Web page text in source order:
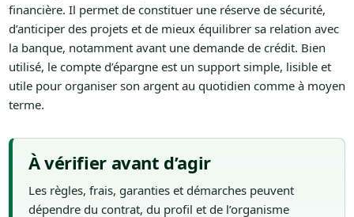
financière. Il permet de constituer une réserve de sécurité,
d’anticiper des projets et de mieux équilibrer sa relation avec
la banque, notamment avant une demande de crédit. Bien
utilisé, le compte d’épargne est un support simple, lisible et
utile pour organiser son argent au quotidien comme à moyen
terme.
À vérifier avant d’agir
Les règles, frais, garanties et démarches peuvent
dépendre du contrat, du profil et de l’organisme